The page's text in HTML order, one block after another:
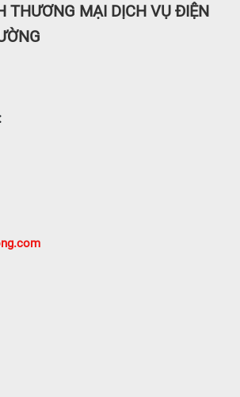
THƯƠNG MẠI DỊCH VỤ ĐIỆN